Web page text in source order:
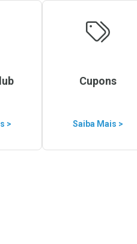
>
Cupons
Saiba Mais >